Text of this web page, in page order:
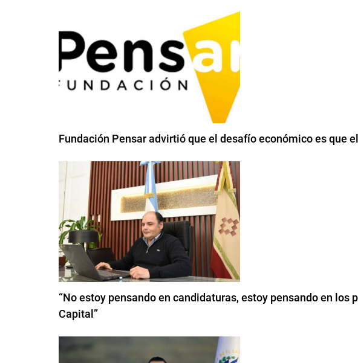
Fundación Pensar advirtió que el desafío económico es que
“No estoy pensando en candidaturas, estoy pensando en los
Capital”